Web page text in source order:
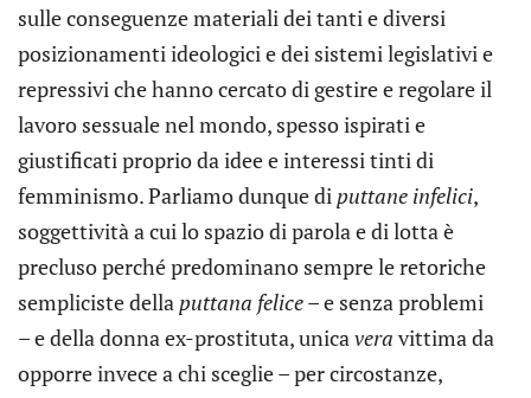
sulle conseguenze materiali dei tanti e diversi
posizionamenti ideologici e dei sistemi legislativi e
repressivi che hanno cercato di gestire e regolare il
lavoro sessuale nel mondo, spesso ispirati e
giustificati proprio da idee e interessi tinti di
femminismo. Parliamo dunque di puttane infelici,
soggettività a cui lo spazio di parola e di lotta è
precluso perché predominano sempre le retoriche
sempliciste della puttana felice– e senza problemi
– e della donna ex-prostituta, unicavera vittima da
opporre invece a chi sceglie – per circostanze,